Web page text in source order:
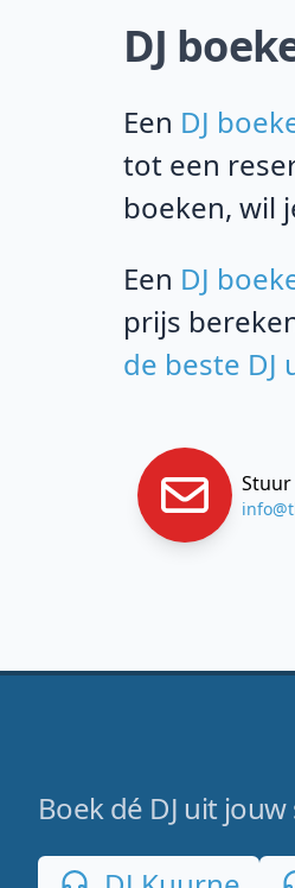
DJ
Een DJ
tot een
boeken, wil
Een DJ
prijs
de beste DJ
Stuur
Boek dé DJ uit jouw